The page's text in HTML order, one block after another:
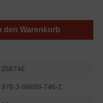
den Warenkorb
256746
978-3-86699-746-2